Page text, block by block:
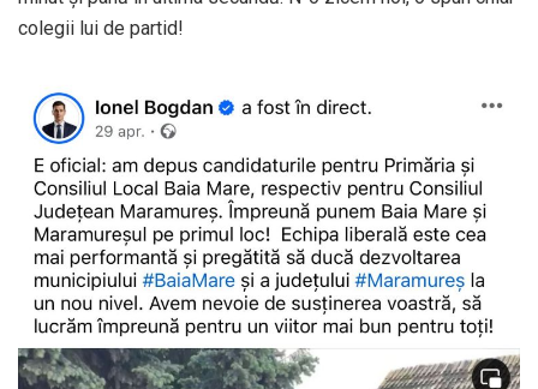
colegii lui de partid!